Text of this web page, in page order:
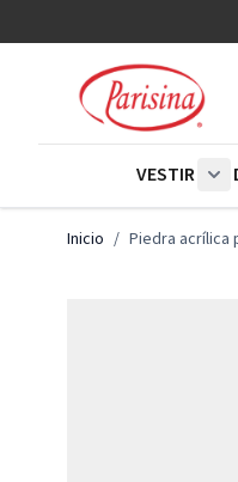
VESTIR
Inicio / Piedra acrílica